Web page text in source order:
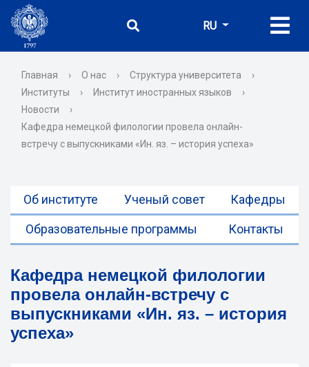
RU
Главная › О нас › Структура университета
›
Институты
› Институт иностранных языков
›
Новости
›
Кафедра немецкой филологии провела онлайн-
встречу с выпускниками «Ин. яз. – история успеха»
Об институте Ученый совет Кафедры
Образовательные программы Контакты
Кафедра немецкой филологии
провела онлайн-встречу с
выпускниками «Ин. яз. – история
успеха»